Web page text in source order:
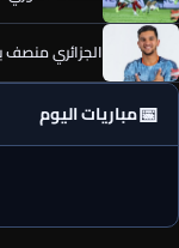
الجزائري منصف
📅مباريات اليوم